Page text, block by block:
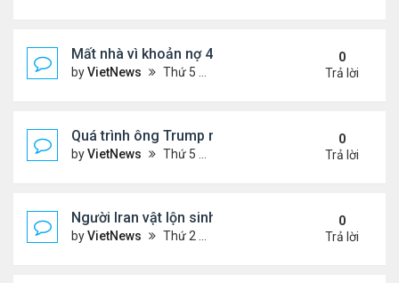
Mất nhà vì khoản nợ 400 USD với ban quản trị khu
byVietNews Thứ 5 Tháng 4 23, 2026 4:30 pm
0
Trả lời
Quá trình ông Trump ra quyết định tấn công Iran
byVietNews Thứ 5 Tháng 4 09, 2026 5:43 pm
0
Trả lời
Người Iran vật lộn sinh tồn giữa chiến sự
byVietNews Thứ 2 Tháng 3 30, 2026 4:55 pm
0
Trả lời